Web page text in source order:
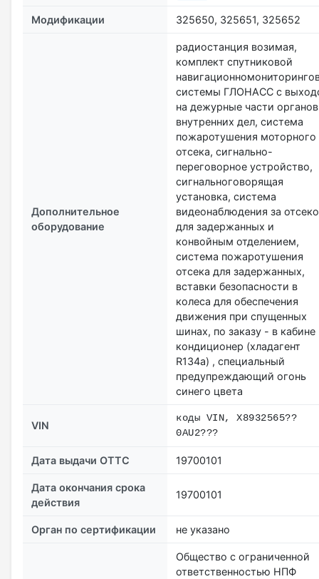
Модификации 325650, 325651, 325652
Дополнительное
оборудование
радиостанция возимая,
комплект спутниковой
системы ГЛОНАСС с
на дежурные части органов
внутренних дел, система
пожаротушения моторного
отсека, сигнально-
переговорное устройство,
сигнальноговорящая
установка, система
видеонаблюдения за
для задержанных и
конвойным отделением,
система пожаротушения
отсека для задержанных,
вставки безопасности в
колеса для обеспечения
движения при спущенных
шинах, по заказу - в кабине
кондиционер (хладагент
R134a) , специальный
предупреждающий огонь
синего цвета
VIN
коды VIN, X8932565??
0AU2???
Дата выдачи ОТТС 19700101
Дата окончания срока
действия
19700101
Орган по сертификации не указано
Общество с ограниченной
ответственностью НПФ